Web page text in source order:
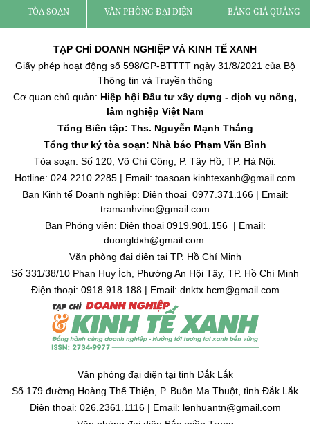
TÒA SOẠN VĂN PHÒNG ĐẠI DIỆN BẢNG GIÁ QUẢNG
TẠP CHÍ DOANH NGHIỆP VÀ KINH TẾ XANH
Giấy phép hoạt động số 598/GP-BTTTT ngày 31/8/2021 của Bộ
Thông tin và Truyền thông
Cơ quan chủ quản: Hiệp hội Đầu tư xây dựng - dịch vụ nông,
lâm nghiệp Việt Nam
Tổng Biên tập: Ths. Nguyễn Mạnh Thắng
Tổng thư ký tòa soạn: Nhà báo Phạm Văn Bình
Tòa soạn: Số 120, Võ Chí Công, P. Tây Hồ, TP. Hà Nội.
Hotline: 024.2210.2285 | Email: toasoan.kinhtexanh@gmail.com
Ban Kinh tế Doanh nghiệp: Điện thoại 0977.371.166 | Email:
tramanhvino@gmail.com
Ban Phóng viên: Điện thoại 0919.901.156 | Email:
duongldxh@gmail.com
Văn phòng đại diện tại TP. Hồ Chí Minh
Số 331/38/10 Phan Huy Ích, Phường An Hội Tây, TP. Hồ Chí Minh
Điện thoại: 0918.918.188 | Email: dnktx.hcm@gmail.com
Văn phòng đại diện tại tỉnh Đắk Lắk
Số 179 đường Hoàng Thế Thiện, P. Buôn Ma Thuột, tỉnh Đắk Lắk
Điện thoại: 026.2361.1116 | Email: lenhuantn@gmail.com